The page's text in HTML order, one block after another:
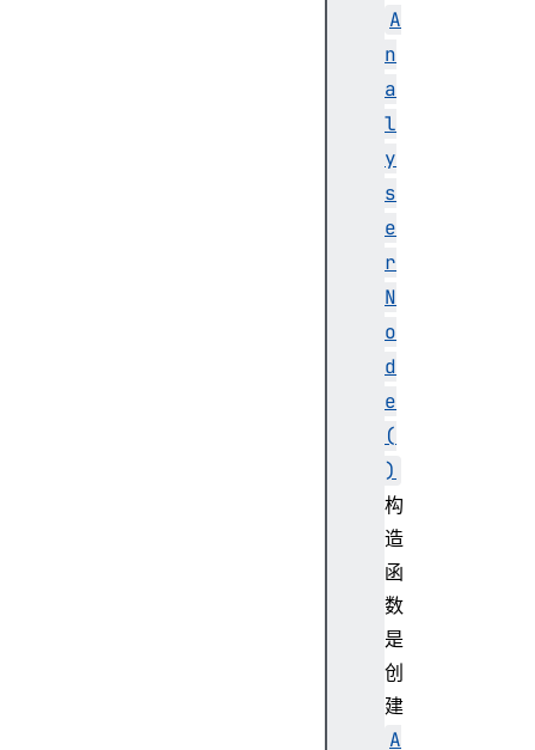
A
n
a
l
y
s
e
r
N
o
d
e
(
)
构
造
函
数
是
创
建
A